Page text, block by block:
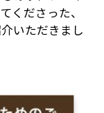
くださった、
いただきまし